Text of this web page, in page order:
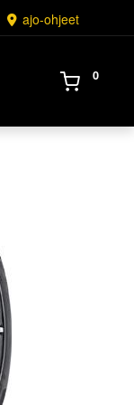
ajo-ohjeet
0